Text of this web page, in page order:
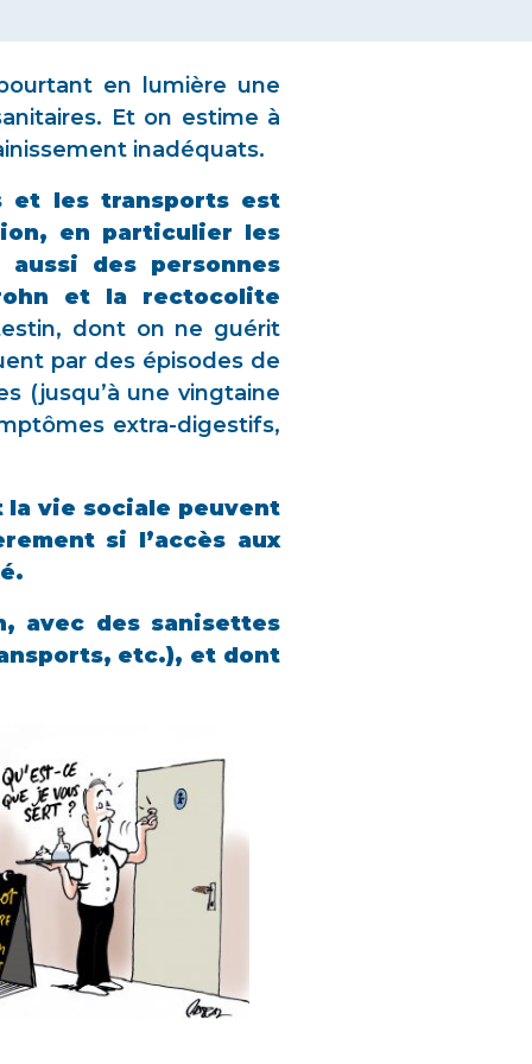
en lumière une
Et on estime à
inadéquats.
et les transports est
en particulier les
des personnes
et la rectocolite
dont on ne guérit
par des épisodes de
(jusqu’à une vingtaine
extra-digestifs,
vie sociale peuvent
si l’accès aux
avec des sanisettes
etc.), et dont